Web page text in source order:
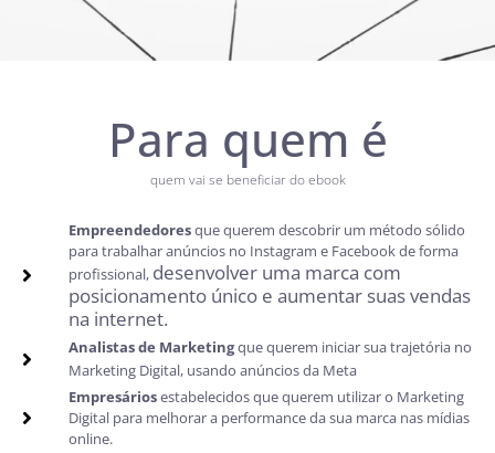
Para quem é
quem vai se beneficiar do ebook
Empreendedoresque querem descobrir um método sólido
para trabalhar anúncios no Instagram e Facebook de forma
profissional, desenvolver uma marca com
posicionamento único e aumentar suas vendas
na internet.
Analistas de Marketingque querem iniciar sua trajetória no
Marketing Digital, usando anúncios da Meta
Empresáriosestabelecidos que querem utilizar o Marketing
Digital para melhorar a performance da sua marca nas mídias
online.